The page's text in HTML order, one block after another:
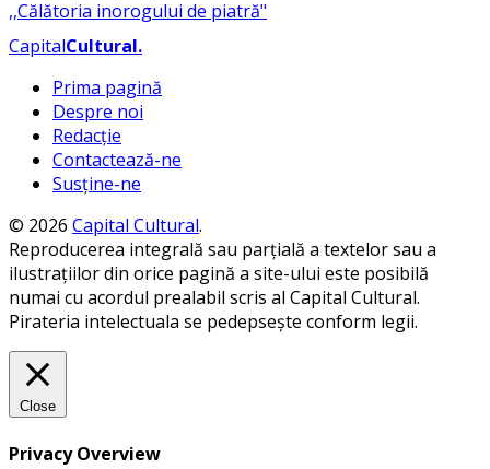
CapitalCultural.
Prima pagină
Despre noi
Redacție
Contactează-ne
Susține-ne
© 2026 Capital Cultural.
Reproducerea integrală sau parțială a textelor sau a
ilustrațiilor din orice pagină a site-ului este posibilă
numai cu acordul prealabil scris al Capital Cultural.
Pirateria intelectuala se pedepsește conform legii.
Close
Privacy Overview